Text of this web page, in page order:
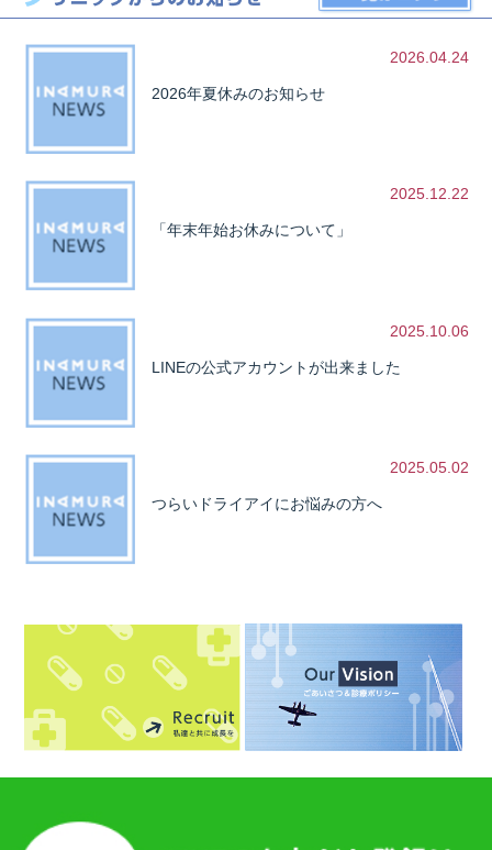
2026.04.24
2026年夏休みのお知らせ
2025.12.22
「年末年始お休みについて」
2025.10.06
LINEの公式アカウントが出来ました
2025.05.02
つらいドライアイにお悩みの方へ